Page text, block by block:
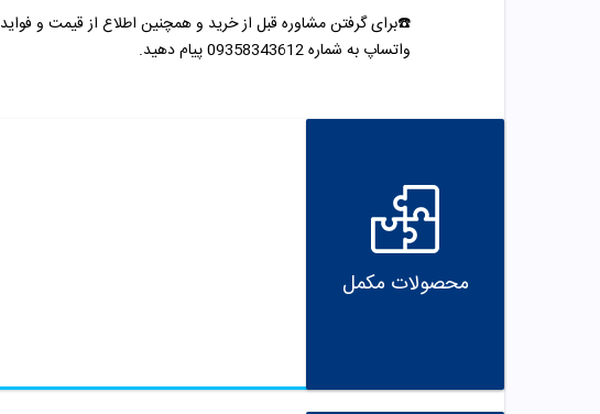
☎️برای گرفتن مشاوره قبل از خرید و همچنین اطلاع از قیمت و فواید
واتساپ به شماره 09358343612 پیام دهید.
محصولات مکمل